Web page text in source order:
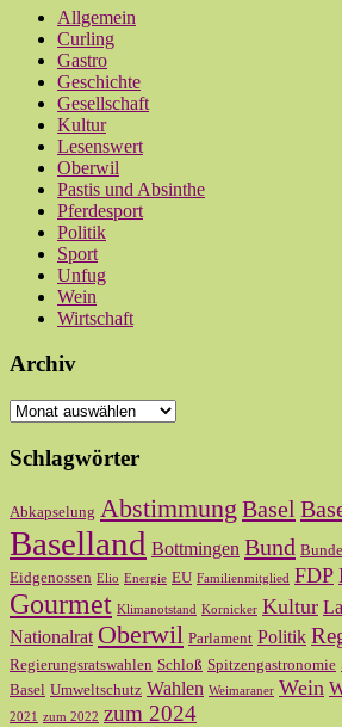
Allgemein
Curling
Gastro
Geschichte
Gesellschaft
Kultur
Lesenswert
Oberwil
Pastis und Absinthe
Pferdesport
Politik
Sport
Unfug
Wein
Wirtschaft
Archiv
Archiv
Schlagwörter
Abkapselung Abstimmung Basel
Baselland Bottmingen Bund
Eidgenossen Elio Energie EU Familienmitglied FDP
Gourmet Klimanotstand Kornicker Kultur
Nationalrat Oberwil Parlament Politik
Regierungsratswahlen Schloß Spitzengastronomie
Basel Umweltschutz Wahlen Weimaraner Wein
2021
zum 2022 zum 2024